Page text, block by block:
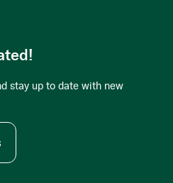
stay up to date with new